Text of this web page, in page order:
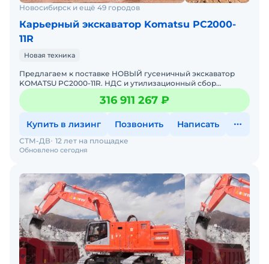
Новосибирск и ещё 49 городов
Карьерный экскаватор Komatsu PC2000-
11R
Новая техника
Предлагаем к поставке НОВЫЙ гусеничный экскаватор
KOMATSU PC2000-11R. НДС и утилизационный сбор
включены в стоимость. Гарантия. Лизинг в любой
лизинговой к
316 911 267 ₽
Купить в лизинг Позвонить Написать
Обновлено сегодня
СТМ-ДВ 12 лет на площадке